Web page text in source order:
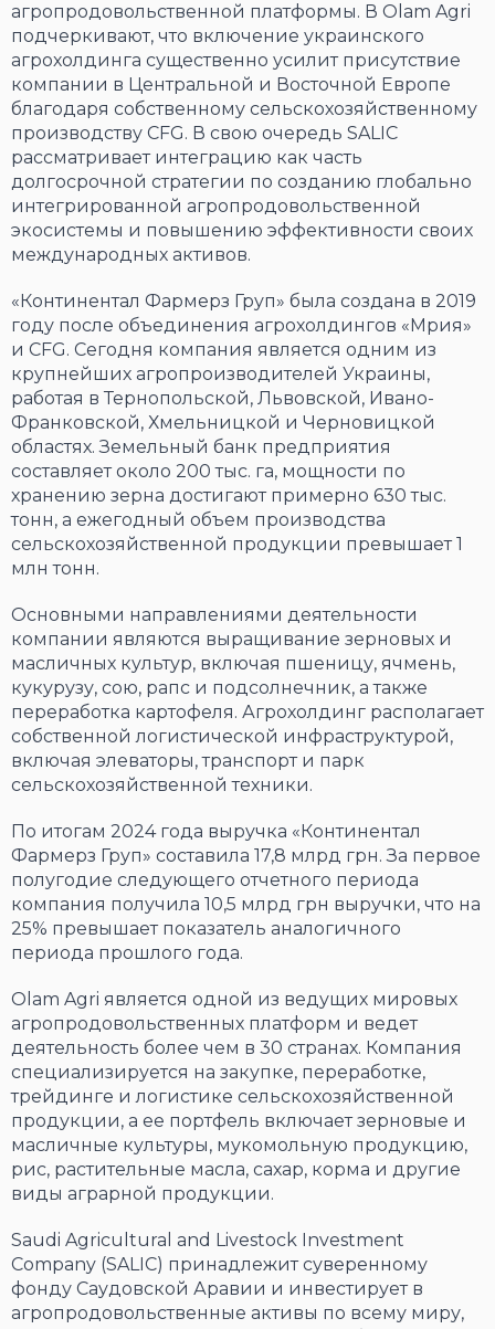
агропродовольственной платформы. В Olam Agri
подчеркивают, что включение украинского
агрохолдинга существенно усилит присутствие
компании в Центральной и Восточной Европе
благодаря собственному сельскохозяйственному
производству CFG. В свою очередь SALIC
рассматривает интеграцию как часть
долгосрочной стратегии по созданию глобально
интегрированной агропродовольственной
экосистемы и повышению эффективности своих
международных активов.
«Континентал Фармерз Груп» была создана в 2019
году после объединения агрохолдингов «Мрия»
и CFG. Сегодня компания является одним из
крупнейших агропроизводителей Украины,
работая в Тернопольской, Львовской, Ивано-
Франковской, Хмельницкой и Черновицкой
областях. Земельный банк предприятия
составляет около 200 тыс. га, мощности по
хранению зерна достигают примерно 630 тыс.
тонн, а ежегодный объем производства
сельскохозяйственной продукции превышает 1
млн тонн.
Основными направлениями деятельности
компании являются выращивание зерновых и
масличных культур, включая пшеницу, ячмень,
кукурузу, сою, рапс и подсолнечник, а также
переработка картофеля. Агрохолдинг располагает
собственной логистической инфраструктурой,
включая элеваторы, транспорт и парк
сельскохозяйственной техники.
По итогам 2024 года выручка «Континентал
Фармерз Груп» составила 17,8 млрд грн. За первое
полугодие следующего отчетного периода
компания получила 10,5 млрд грн выручки, что на
25% превышает показатель аналогичного
периода прошлого года.
Olam Agri является одной из ведущих мировых
агропродовольственных платформ и ведет
деятельность более чем в 30 странах. Компания
специализируется на закупке, переработке,
трейдинге и логистике сельскохозяйственной
продукции, а ее портфель включает зерновые и
масличные культуры, мукомольную продукцию,
рис, растительные масла, сахар, корма и другие
виды аграрной продукции.
Saudi Agricultural and Livestock Investment
Company (SALIC) принадлежит суверенному
фонду Саудовской Аравии и инвестирует в
агропродовольственные активы по всему миру,